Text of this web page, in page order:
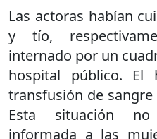
Las actoras habían
y tío,
internado por un
hospital público. El
transfusión de
Esta situación
informada a las